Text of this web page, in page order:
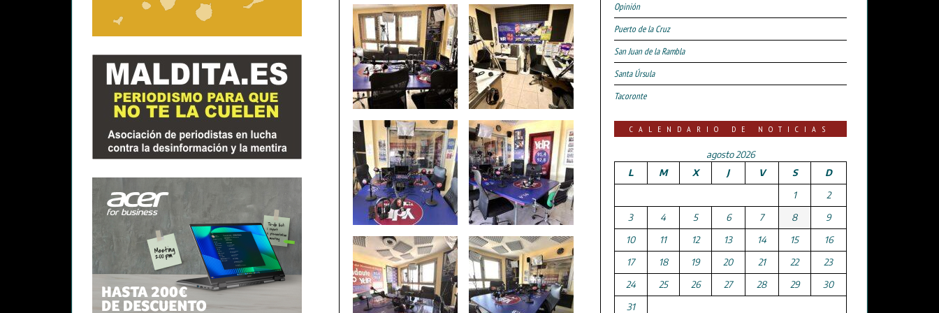
Opinión
Puerto de la Cruz
San Juan de la Rambla
Santa Úrsula
Tacoronte
CALENDARIO DE NOTICIAS
agosto 2026
L
M X J V S
D
1
2
3
4 5 6 7 8
9
10
11 12 13 14 15
16
17
18 19 20 21 22
23
24
25 26 27 28 29
30
31